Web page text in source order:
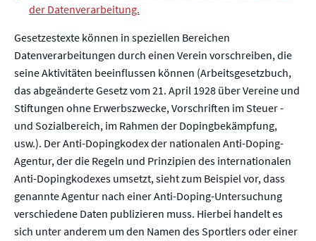
der Datenverarbeitung.
Gesetzestexte können in speziellen Bereichen
Datenverarbeitungen durch einen Verein vorschreiben, die
seine Aktivitäten beeinflussen können (Arbeitsgesetzbuch,
das abgeänderte Gesetz vom 21. April 1928 über Vereine und
Stiftungen ohne Erwerbszwecke, Vorschriften im Steuer -
und Sozialbereich, im Rahmen der Dopingbekämpfung,
usw.). Der Anti-Dopingkodex der nationalen Anti-Doping-
Agentur, der die Regeln und Prinzipien des internationalen
Anti-Dopingkodexes umsetzt, sieht zum Beispiel vor, dass
genannte Agentur nach einer Anti-Doping-Untersuchung
verschiedene Daten publizieren muss. Hierbei handelt es
sich unter anderem um den Namen des Sportlers oder einer